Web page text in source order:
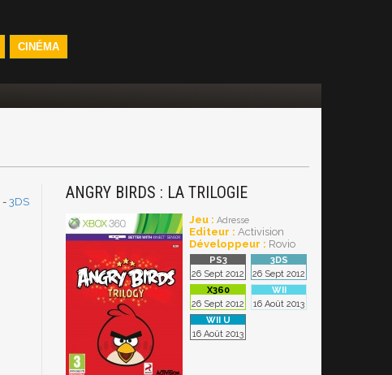
CINÉMA
- 3DS ANGRY BIRDS : LA TRILOGIE
Jeu : Adresse
Editeur : Activision
Développeur : Rovio
26 Sept 2012 26 Sept 2012
26 Sept 2012 16 Août 2013
16 Août 2013